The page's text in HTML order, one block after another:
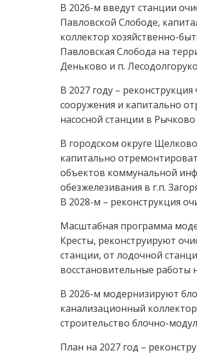
В 2026-м введут станции
Павловской Слободе,
коллектор хозяйственно-
Павловская Слобода на
Деньково и п.
В 2027 году –
сооружения и капитально
насосной станции в
В городском округе
капитально
объектов коммунальной
обезжелезивания в г.п.
В 2028-м – реконструкция
Масштабная программа
Кресты, реконструируют
станции, от лодочной
восстановительные работы
В 2026-м модернизируют
канализационный
строительство блочно-
План на 2027 год –